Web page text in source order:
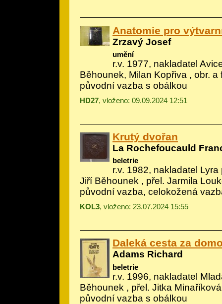
Anatomie pro
Zrzavý Josef
umění
r.v. 1977, nakladatel
Běhounek, Milan Kopřiva , obr. a
původní vazba s obálkou
HD27, vloženo: 09.09.2024 12:51
Krutý dvořan
La Rochefoucauld
beletrie
r.v. 1982, nakladatel Lyra
Jiří Běhounek , přel. Jarmila
původní vazba, celokožená
KOL3, vloženo: 23.07.2024 15:55
Daleká cesta za
Adams Richard
beletrie
r.v. 1996, nakladatel
Běhounek , přel. Jitka Minaříková
původní vazba s obálkou